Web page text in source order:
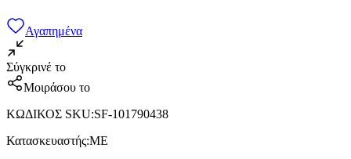
Αγαπημένα
Σύγκρινέ το
Μοιράσου το
ΚΩΔΙΚΟΣ SKU:SF-101790438
Κατασκευαστής:ME